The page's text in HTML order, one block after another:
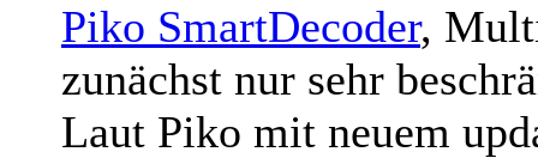
Piko SmartDecoder,
zunächst nur sehr
Laut Piko mit neuem